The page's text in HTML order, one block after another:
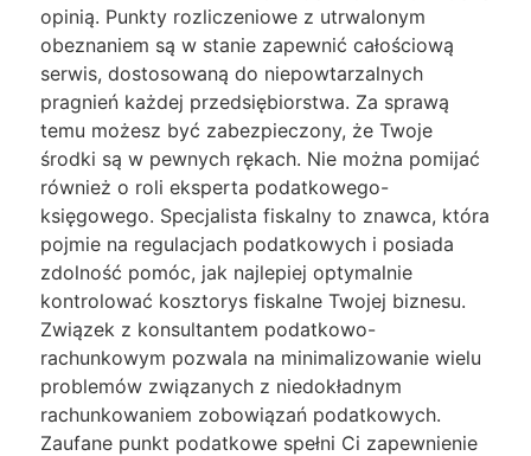
opinią. Punkty rozliczeniowe z utrwalonym
obeznaniem są w stanie zapewnić całościową
serwis, dostosowaną do niepowtarzalnych
pragnień każdej przedsiębiorstwa. Za sprawą
temu możesz być zabezpieczony, że Twoje
środki są w pewnych rękach. Nie można pomijać
również o roli eksperta podatkowego-
księgowego. Specjalista fiskalny to znawca, która
pojmie na regulacjach podatkowych i posiada
zdolność pomóc, jak najlepiej optymalnie
kontrolować kosztorys fiskalne Twojej biznesu.
Związek z konsultantem podatkowo-
rachunkowym pozwala na minimalizowanie wielu
problemów związanych z niedokładnym
rachunkowaniem zobowiązań podatkowych.
Zaufane punkt podatkowe spełni Ci zapewnienie